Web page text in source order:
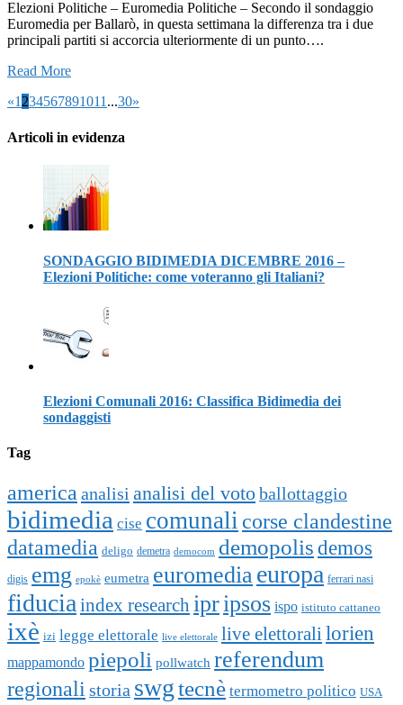
Elezioni Politiche – Euromedia Politiche – Secondo il sondaggio
Euromedia per Ballarò, in questa settimana la differenza tra i due
principali partiti si accorcia ulteriormente di un punto….
Read More
«1234567891011...30»
Articoli in evidenza
SONDAGGIO BIDIMEDIA DICEMBRE 2016 –
Elezioni Politiche: come voteranno gli Italiani?
Elezioni Comunali 2016: Classifica Bidimedia dei
sondaggisti
Tag
america analisi analisi del votoballottaggio
bidimedia cise comunali corse clandestine
datamedia deligo demetra democom demopolisdemos
digis emg epokè eumetra euromediaeuropa ferrari nasi
fiduciaindex researchipripsos ispo istituto cattaneo
ixè izi legge elettorale live elettorale live elettorali lorien
mappamondo piepoli pollwatch referendum
regionalistoria swgtecnè termometro politico USA